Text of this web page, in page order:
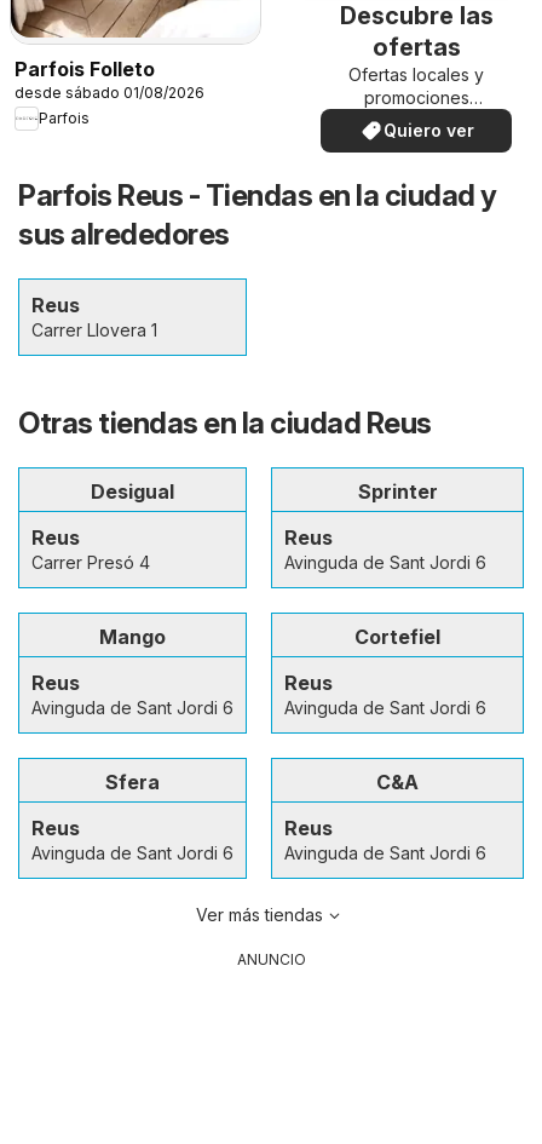
Parfois Folleto
desde sábado 01/08/2026
Parfois
Descubre las
ofertas
Ofertas locales y
promociones
especiales.
Quiero ver
Parfois Reus - Tiendas en la ciudad y
sus alrededores
Reus
Carrer Llovera 1
Otras tiendas en la ciudad Reus
Desigual
Reus
Carrer Presó 4
Sprinter
Reus
Avinguda de Sant Jordi 6
Mango
Reus
Avinguda de Sant Jordi 6
Cortefiel
Reus
Avinguda de Sant Jordi 6
Sfera
Reus
Avinguda de Sant Jordi 6
C&A
Reus
Avinguda de Sant Jordi 6
Ver más tiendas
ANUNCIO